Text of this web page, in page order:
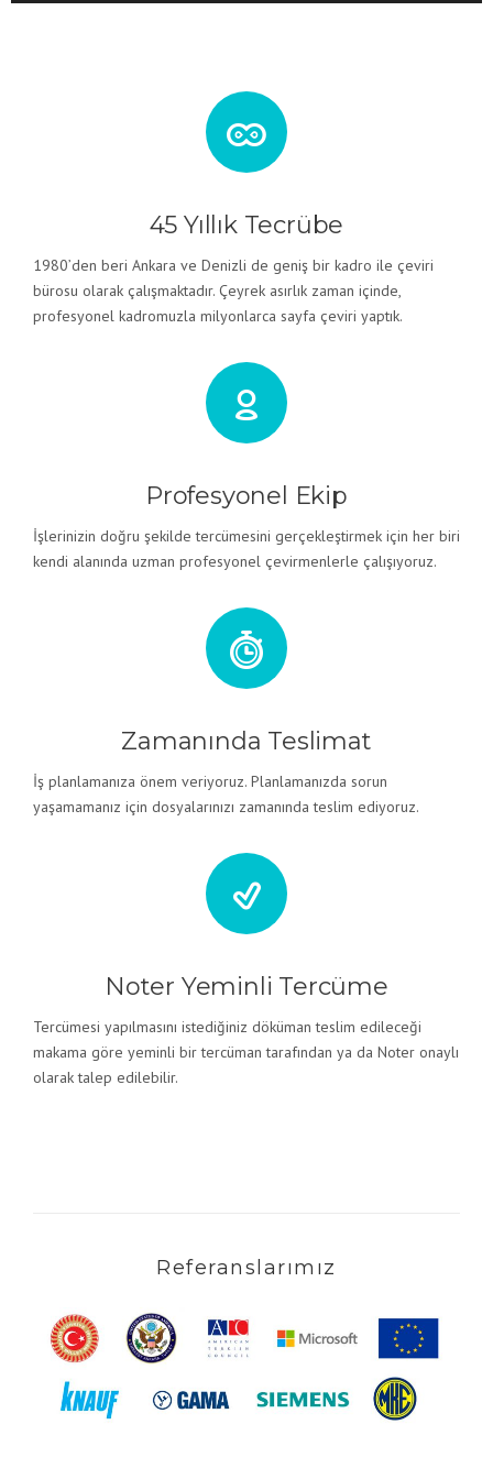
45 Yıllık Tecrübe
1980’den beri Ankara ve Denizli de geniş bir kadro ile çeviri
bürosu olarak çalışmaktadır. Çeyrek asırlık zaman içinde,
profesyonel kadromuzla milyonlarca sayfa çeviri yaptık.
Profesyonel Ekip
İşlerinizin doğru şekilde tercümesini gerçekleştirmek için her biri
kendi alanında uzman profesyonel çevirmenlerle çalışıyoruz.
Zamanında Teslimat
İş planlamanıza önem veriyoruz. Planlamanızda sorun
yaşamamanız için dosyalarınızı zamanında teslim ediyoruz.
Noter Yeminli Tercüme
Tercümesi yapılmasını istediğiniz döküman teslim edileceği
makama göre yeminli bir tercüman tarafından ya da Noter onaylı
olarak talep edilebilir.
Referanslarımız